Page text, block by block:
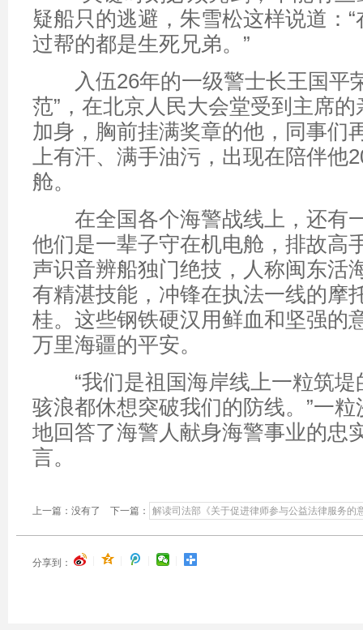
疑船只的逃避，朱雪松这样说道：
过帮的都是生死兄弟。”
入伍26年的一级警士长王国平
范”，在北京人民大会堂受到主席
加身，胸前挂满奖章的他，同事们
上有汗、满手油污，出现在陪伴他
舱。
在全国各个海警战线上，还有
他们是一辈子守在机电舱，排故高
声识音辨船独门绝技，人称闽东活
有精湛技能，冲锋在执法一线的摩
桂。这些钢铁硬汉用鲜血和坚强的
万里海疆的平安。
“我们是祖国海岸线上一粒筑堤
骇浪都休想突破我们的防线。”一
地回答了海警人献身海警事业的忠
言。
上一篇：没有了 下一篇： 解读司法部《关于促进律师参与公益法律服务的
分享到：